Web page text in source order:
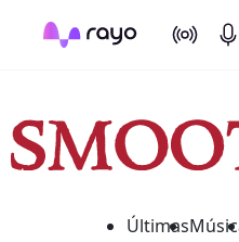
On Air
Últimas